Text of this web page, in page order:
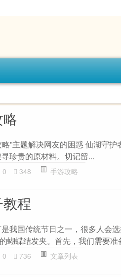
”主题解决网友的困惑 仙湖守
珍贵的原材料。切记留...
0 348 手游攻略
程
我国传统节日之一，很多人会
蝴蝶结发夹。首先，我们需要准
0 736 文章列表